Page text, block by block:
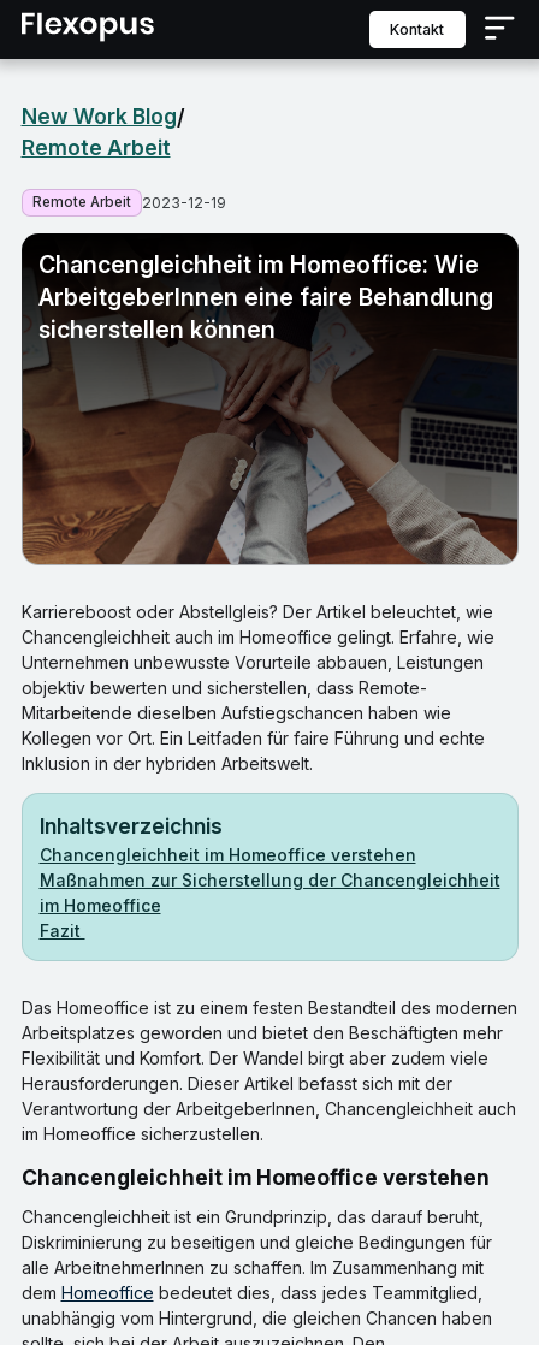
Kontakt
New Work Blog/
Remote Arbeit
Remote Arbeit 2023-12-19
Chancengleichheit im Homeoffice: Wie
ArbeitgeberInnen eine faire Behandlung
sicherstellen können
Karriereboost oder Abstellgleis? Der Artikel beleuchtet, wie
Chancengleichheit auch im Homeoffice gelingt. Erfahre, wie
Unternehmen unbewusste Vorurteile abbauen, Leistungen
objektiv bewerten und sicherstellen, dass Remote-
Mitarbeitende dieselben Aufstiegschancen haben wie
Kollegen vor Ort. Ein Leitfaden für faire Führung und echte
Inklusion in der hybriden Arbeitswelt.
Inhaltsverzeichnis
Chancengleichheit im Homeoffice verstehen
Maßnahmen zur Sicherstellung der Chancengleichheit
im Homeoffice
Fazit
Das Homeoffice ist zu einem festen Bestandteil des modernen
Arbeitsplatzes geworden und bietet den Beschäftigten mehr
Flexibilität und Komfort. Der Wandel birgt aber zudem viele
Herausforderungen. Dieser Artikel befasst sich mit der
Verantwortung der ArbeitgeberInnen, Chancengleichheit auch
im Homeoffice sicherzustellen.
Chancengleichheit im Homeoffice verstehen
Chancengleichheit ist ein Grundprinzip, das darauf beruht,
Diskriminierung zu beseitigen und gleiche Bedingungen für
alle ArbeitnehmerInnen zu schaffen. Im Zusammenhang mit
dem Homeoffice bedeutet dies, dass jedes Teammitglied,
unabhängig vom Hintergrund, die gleichen Chancen haben